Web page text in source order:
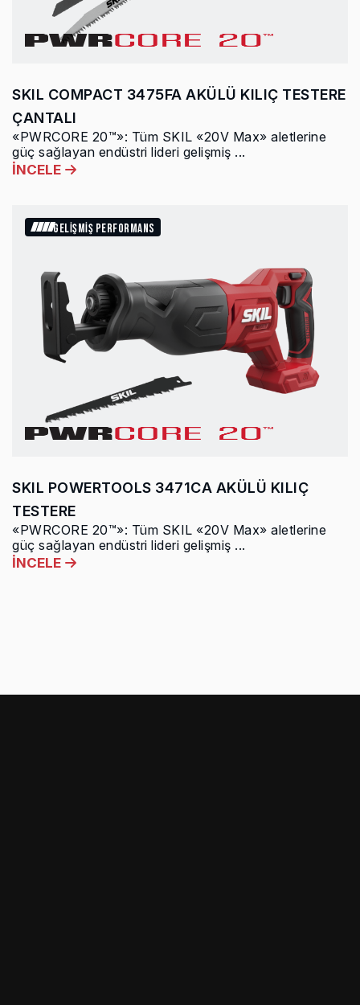
SKIL COMPACT 3475FA AKÜLÜ KILIÇ TESTERE
ÇANTALI
«PWRCORE 20™»: Tüm SKIL «20V Max» aletlerine
güç sağlayan endüstri lideri gelişmiş ...
İNCELE
GELİŞMİŞ PERFORMANS
SKIL POWERTOOLS 3471CA AKÜLÜ KILIÇ
TESTERE
«PWRCORE 20™»: Tüm SKIL «20V Max» aletlerine
güç sağlayan endüstri lideri gelişmiş ...
İNCELE